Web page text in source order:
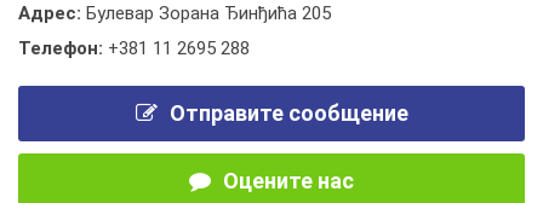
Адрес: Булевар Зорана Ђинђића 205
Телефон: +381 11 2695 288
Отправите сообщение
Оцените нас